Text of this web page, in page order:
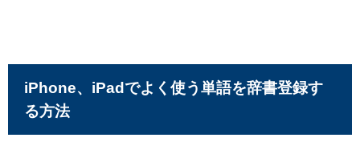
iPhone、iPadでよく使う単語を辞書登録す
る方法